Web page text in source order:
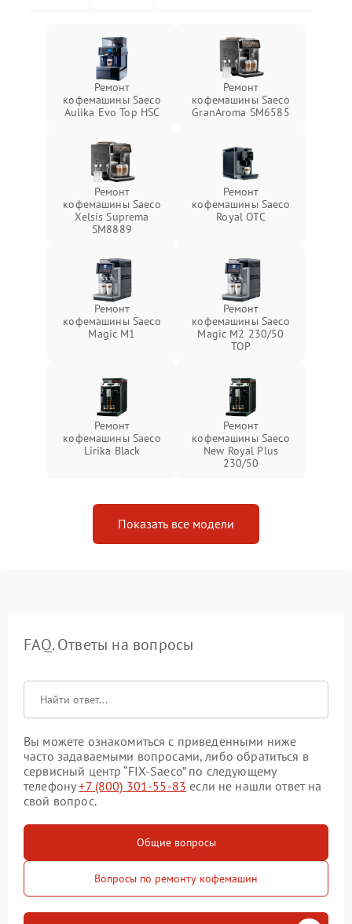
Ремонт
кофемашины Saeco
Aulika Evo Top HSC
Ремонт
кофемашины Saeco
GranAroma SM6585
Ремонт
кофемашины Saeco
Xelsis Suprema
SM8889
Ремонт
кофемашины Saeco
Royal OTC
Ремонт
кофемашины Saeco
Magic M1
Ремонт
кофемашины Saeco
Magic M2 230/50
TOP
Ремонт
кофемашины Saeco
Lirika Black
Ремонт
кофемашины Saeco
New Royal Plus
230/50
Показать все модели
FAQ. Ответы на вопросы
Вы можете ознакомиться с приведенными ниже
часто задаваемыми вопросами, либо обратиться в
сервисный центр “FIX-Saeco” по следующему
телефону+7 (800) 301-55-83 если не нашли ответ на
свой вопрос.
Общие вопросы
Вопросы по ремонту кофемашин